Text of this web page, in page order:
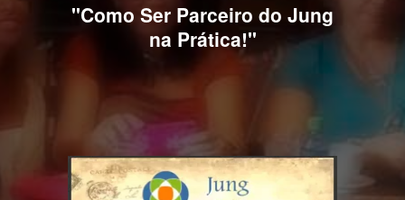
"Como Ser Parceiro do Jung
na Prática!"